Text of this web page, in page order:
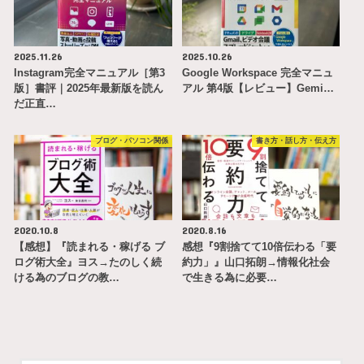
2025.11.26
Instagram完全マニュアル［第3
版］書評｜2025年最新版を読ん
だ正直…
2025.10.26
Google Workspace 完全マニュ
アル 第4版【レビュー】Gemi…
ブログ・パソコン関係
2020.10.8
【感想】『読まれる・稼げる ブ
ログ術大全』ヨス→たのしく続
ける為のブログの教…
書き方・話し方・伝え方
2020.8.16
感想『9割捨てて10倍伝わる「要
約力」』山口拓朗→情報化社会
で生きる為に必要…